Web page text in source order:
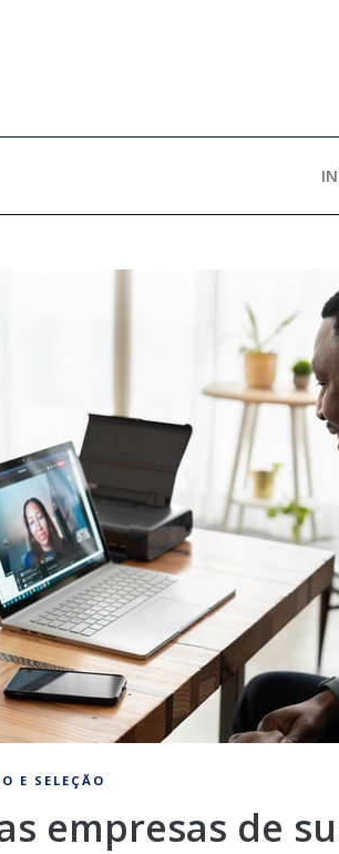
E SELEÇÃO
empresas de